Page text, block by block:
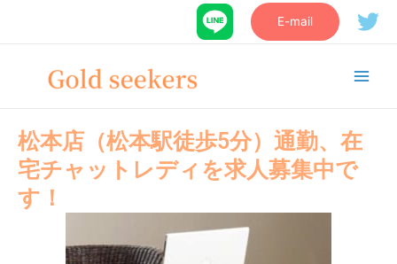
E-mail
松本店（松本駅徒歩5分）通勤、在
宅チャットレディを求人募集中で
す！